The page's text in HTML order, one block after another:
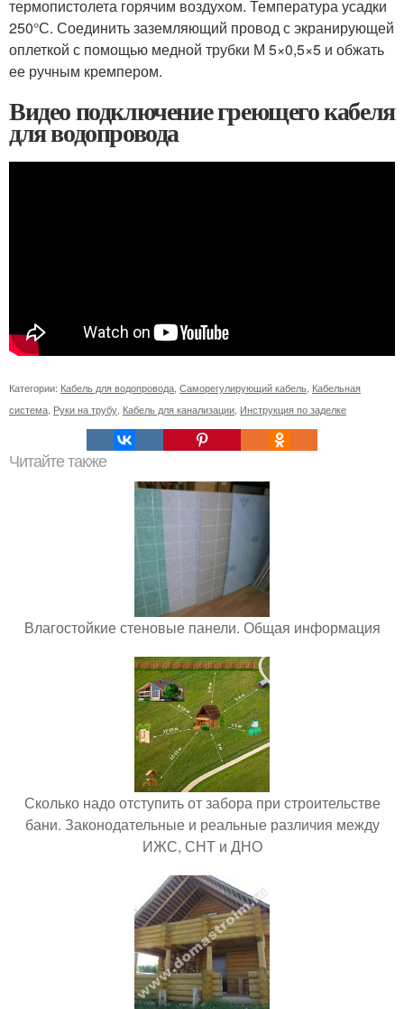
термопистолета горячим воздухом. Температура усадки
250°С. Соединить заземляющий провод с экранирующей
оплеткой с помощью медной трубки М 5×0,5×5 и обжать
ее ручным кремпером.
Видео подключение греющего кабеля
для водопровода
Категории: Кабель для водопровода Саморегулирующий кабель Кабельная
система Руки на трубу Кабель для канализации Инструкция по заделке
Читайте также
Влагостойкие стеновые панели. Общая информация
Сколько надо отступить от забора при строительстве
бани. Законодательные и реальные различия между
ИЖС, СНТ и ДНО